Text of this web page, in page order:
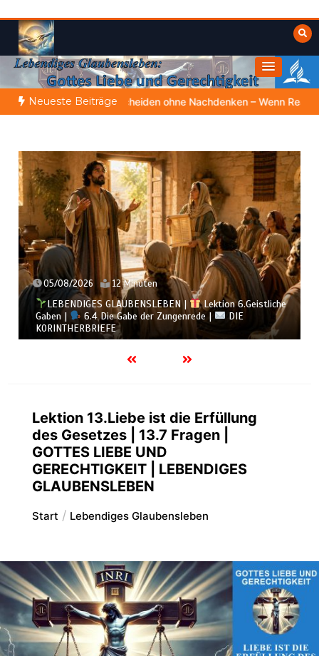
Inhalt
springen
Weisheiten der Bibel
Himmelwärts
Neueste Beiträge
Nachdenken – Wenn Reaktion klüger ist als Reflexion |
04/08/2026 11 Minuten
LEBENDIGES GLAUBENSLEBEN |
Lektion 6.Geistliche
Gaben |
6.3 Der bessere Weg |
DIE
KORINTHERBRIEFE
Lektion 13.Liebe ist die Erfüllung
des Gesetzes | 13.7 Fragen |
GOTTES LIEBE UND
GERECHTIGKEIT | LEBENDIGES
GLAUBENSLEBEN
Start Lebendiges Glaubensleben